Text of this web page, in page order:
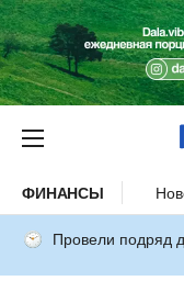
ФИНАНСЫ
Провели подряд